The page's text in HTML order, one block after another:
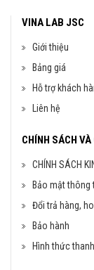
VINA LAB JSC
Giới thiệu
Bảng giá
Hỗ trợ khách
Liên hệ
CHÍNH SÁCH
CHÍNH SÁCH
Bảo mật thông
Đổi trả hàng,
Bảo hành
Hình thức